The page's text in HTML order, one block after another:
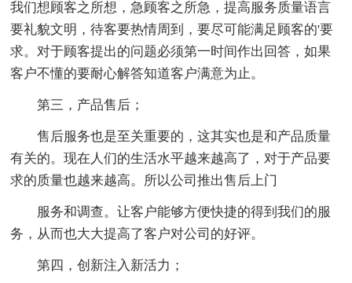
我们想顾客之所想，急顾客之所急，提高服务质量语言
要礼貌文明，待客要热情周到，要尽可能满足顾客的'要
求。对于顾客提出的问题必须第一时间作出回答，如果
客户不懂的要耐心解答知道客户满意为止。
第三，产品售后；
售后服务也是至关重要的，这其实也是和产品质量
有关的。现在人们的生活水平越来越高了，对于产品要
求的质量也越来越高。所以公司推出售后上门
服务和调查。让客户能够方便快捷的得到我们的服
务，从而也大大提高了客户对公司的好评。
第四，创新注入新活力；